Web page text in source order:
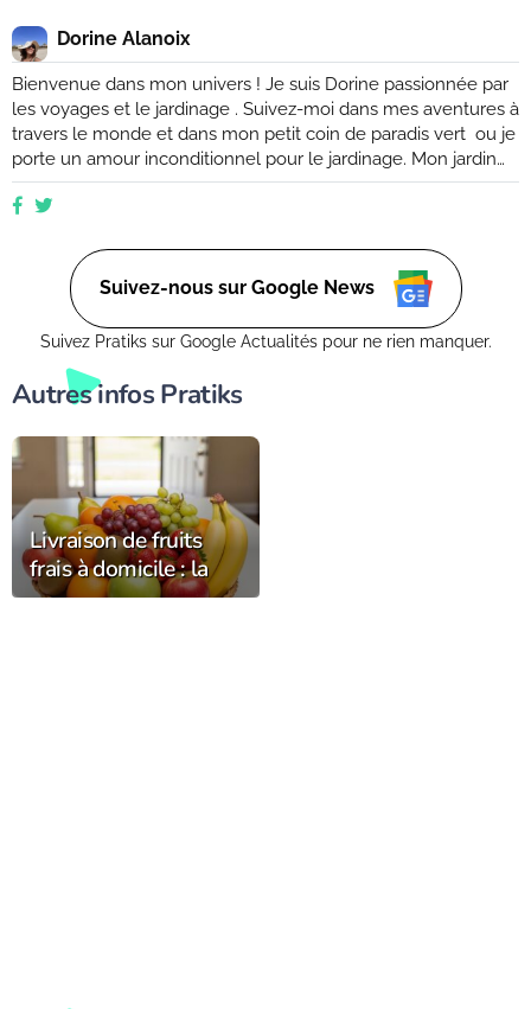
Dorine Alanoix
Bienvenue dans mon univers ! Je suis Dorine passionnée par
les voyages et le jardinage . Suivez-moi dans mes aventures à
travers le monde et dans mon petit coin de paradis vert ou je
porte un amour inconditionnel pour le jardinage. Mon jardin
est mon havre de paix, un endroit où je peux me ressourcer
et m'émerveiller devant la beauté de la nature. Suivez mes
ce soit dans un petit coin de balcon ou dans un vaste espace
verdoyant. Suivez-nous sur Google News
Suivez Pratiks sur Google Actualités pour ne rien manquer.
Autres infos Pratiks
Livraison de fruits
frais à domicile : la
fraîcheur et la qualité